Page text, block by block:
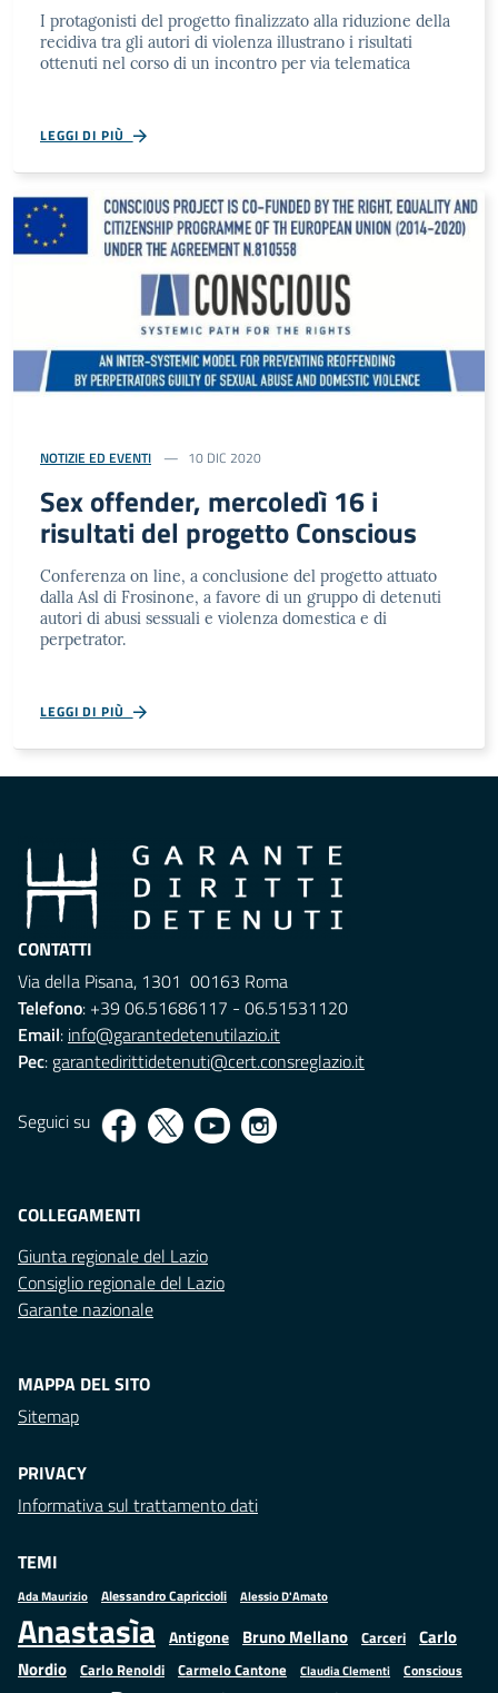
I protagonisti del progetto finalizzato alla riduzione della
recidiva tra gli autori di violenza illustrano i risultati
ottenuti nel corso di un incontro per via telematica
LEGGI DI PIÙ
NOTIZIE ED EVENTI 10 DIC 2020
Sex offender, mercoledì 16 i
risultati del progetto Conscious
Conferenza on line, a conclusione del progetto attuato
dalla Asl di Frosinone, a favore di un gruppo di detenuti
autori di abusi sessuali e violenza domestica e di
perpetrator.
LEGGI DI PIÙ
CONTATTI
Via della Pisana, 1301 00163 Roma
Telefono: +39 06.51686117 - 06.51531120
Email: info@garantedetenutilazio.it
Pec: garantedirittidetenuti@cert.consreglazio.it
Seguici su
COLLEGAMENTI
Giunta regionale del Lazio
Consiglio regionale del Lazio
Garante nazionale
MAPPA DEL SITO
Sitemap
PRIVACY
Informativa sul trattamento dati
TEMI
Ada Maurizio Alessandro Capriccioli Alessio D'Amato
Anastasìa Antigone Bruno Mellano Carceri
Carlo
Nordio Carlo Renoldi Carmelo Cantone Claudia Clementi Conscious